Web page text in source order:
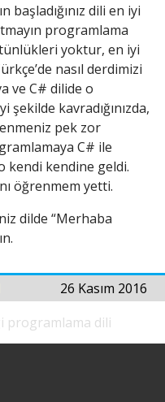
başladığınız dili en iyi
programlama
yoktur, en iyi
nasıl derdimizi
ve C# dilide o
kavradığınızda,
pek zor
C# ile
kendi kendine geldi.
öğrenmem yetti.
dilde “Merhaba
26 Kasım 2016
programlama dili